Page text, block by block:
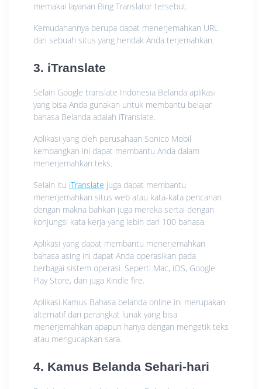
memakai layanan Bing Translator tersebut.
Kemudahannya berupa dapat menerjemahkan URL
dari sebuah situs yang hendak Anda terjemahkan.
3. iTranslate
Selain Google translate Indonesia Belanda aplikasi
yang bisa Anda gunakan untuk membantu belajar
bahasa Belanda adalah iTranslate.
Aplikasi yang oleh perusahaan Sonico Mobil
kembangkan ini dapat membantu Anda dalam
menerjemahkan teks.
Selain itu iTranslate juga dapat membantu
menerjemahkan situs web atau kata-kata pencarian
dengan makna bahkan juga mereka sertai dengan
konjungsi kata kerja yang lebih dari 100 bahasa.
Aplikasi yang dapat membantu menerjemahkan
bahasa asing ini dapat Anda operasikan pada
berbagai sistem operasi. Seperti Mac, iOS, Google
Play Store, dan juga Kindle fire.
Aplikasi Kamus Bahasa belanda online ini merupakan
alternatif dari perangkat lunak yang bisa
menerjemahkan apapun hanya dengan mengetik teks
atau mengucapkan sara.
4. Kamus Belanda Sehari-hari